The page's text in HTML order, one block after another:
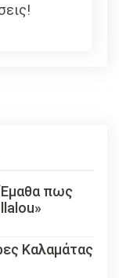
πως
Καλαμάτας